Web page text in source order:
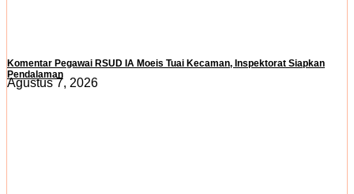
Komentar Pegawai RSUD IA Moeis Tuai Kecaman, Inspektorat Siapkan
Pendalaman
Agustus 7, 2026